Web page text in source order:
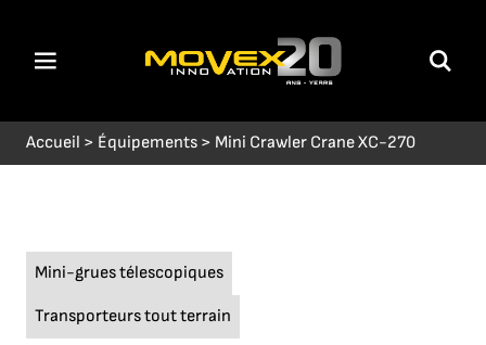
Accueil > Équipements > Mini Crawler Crane XC-270
Mini-grues télescopiques
Transporteurs tout terrain